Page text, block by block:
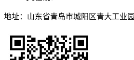
地址：山东省青岛市城阳区青大工业园